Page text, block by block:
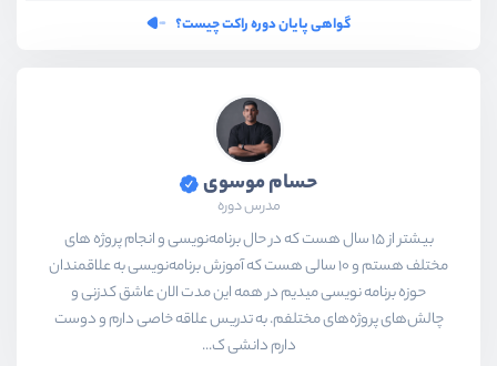
گواهی پایان دوره راکت چیست؟
حسام موسوی
مدرس دوره
بیشتر از ۱۵ سال هست که در حال برنامه‌نویسی و انجام پروژه های
مختلف هستم و ۱۰ سالی هست که آموزش برنامه‌نویسی به علاقمندان
حوزه برنامه نویسی میدیم در همه این مدت الان عاشق کدزنی و
چالش‌های پروژه‌های مختلفم. به تدریس علاقه خاصی دارم و دوست
دارم دانشی ک...